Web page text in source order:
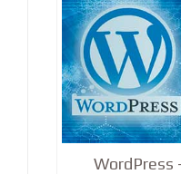
WordPress